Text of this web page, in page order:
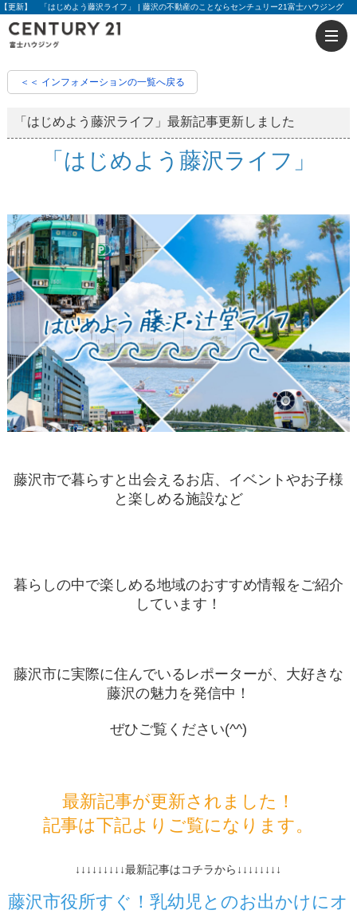
【更新】 「はじめよう藤沢ライフ」 | 藤沢の不動産のことならセンチュリー21富士ハウジング
＜＜ インフォメーションの一覧へ戻る
「はじめよう藤沢ライフ」最新記事更新しました
「はじめよう藤沢ライフ」
藤沢市で暮らすと出会えるお店、イベントやお子様
と楽しめる施設など
暮らしの中で楽しめる地域のおすすめ情報をご紹介
しています！
藤沢市に実際に住んでいるレポーターが、大好きな
藤沢の魅力を発信中！
ぜひご覧ください(^^)
最新記事が更新されました！
記事は下記よりご覧になります。
↓↓↓↓↓↓↓↓↓最新記事はコチラから↓↓↓↓↓↓↓↓
藤沢市役所すぐ！乳幼児とのお出かけにオ